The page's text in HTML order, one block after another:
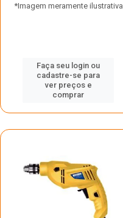
*Imagem meramente ilustrativa
Faça seu login ou
cadastre-se para
ver preços e
comprar